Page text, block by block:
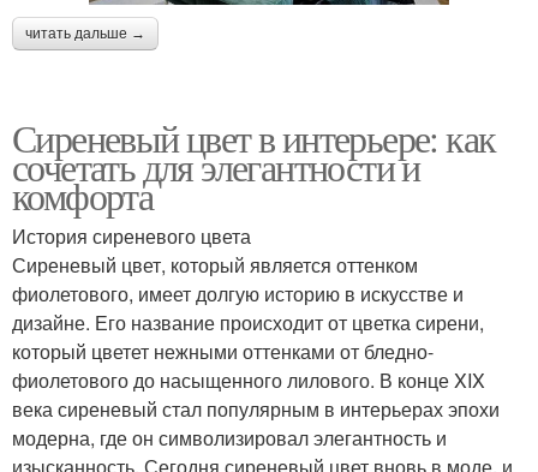
читать дальше →
Сиреневый цвет в интерьере: как
сочетать для элегантности и
комфорта
История сиреневого цвета
Сиреневый цвет, который является оттенком
фиолетового, имеет долгую историю в искусстве и
дизайне. Его название происходит от цветка сирени,
который цветет нежными оттенками от бледно-
фиолетового до насыщенного лилового. В конце XIX
века сиреневый стал популярным в интерьерах эпохи
модерна, где он символизировал элегантность и